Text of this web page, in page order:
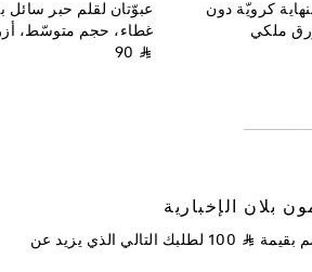
عبوّتان لقلم حبر سائل
غطاء، حجم متوسّط،
⃁ 90
كرويّة دون
ملكي
بلان الإخبارية
بقيمة ⃁
لطلبك التالي الذي يزيد عن